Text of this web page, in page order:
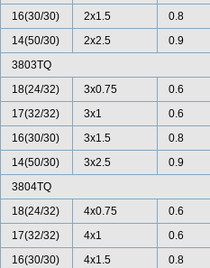
16(30/30)
2x1.5 0.8
14(50/30)
2x2.5 0.9
3803TQ
18(24/32)
3x0.75 0.6
17(32/32)
3x1 0.6
16(30/30)
3x1.5 0.8
14(50/30)
3x2.5 0.9
3804TQ
18(24/32)
4x0.75 0.6
17(32/32)
4x1 0.6
16(30/30)
4x1.5 0.8